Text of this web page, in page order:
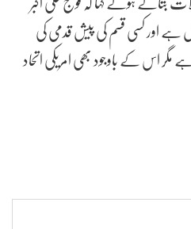
ہے اور کسی قسم کی پیش قدمی کی
اس کے باوجود بھی امریکی اتحاد